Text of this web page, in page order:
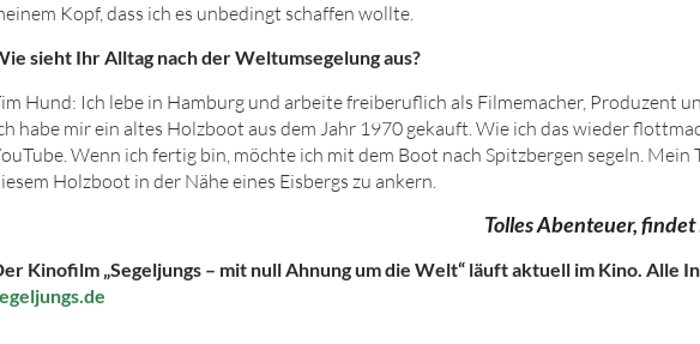
Kopf, dass ich es unbedingt schaffen wollte.
sieht Ihr Alltag nach der Weltumsegelung aus?
Hund: Ich lebe in Hamburg und arbeite freiberuflich als Filmemacher, Produzent
habe mir ein altes Holzboot aus dem Jahr 1970 gekauft. Wie ich das wieder
Wenn ich fertig bin, möchte ich mit dem Boot nach Spitzbergen segeln. Mein
Holzboot in der Nähe eines Eisbergs zu ankern.
Tolles Abenteuer,
Kinofilm „Segeljungs – mit null Ahnung um die Welt“ läuft aktuell im Kino. Alle